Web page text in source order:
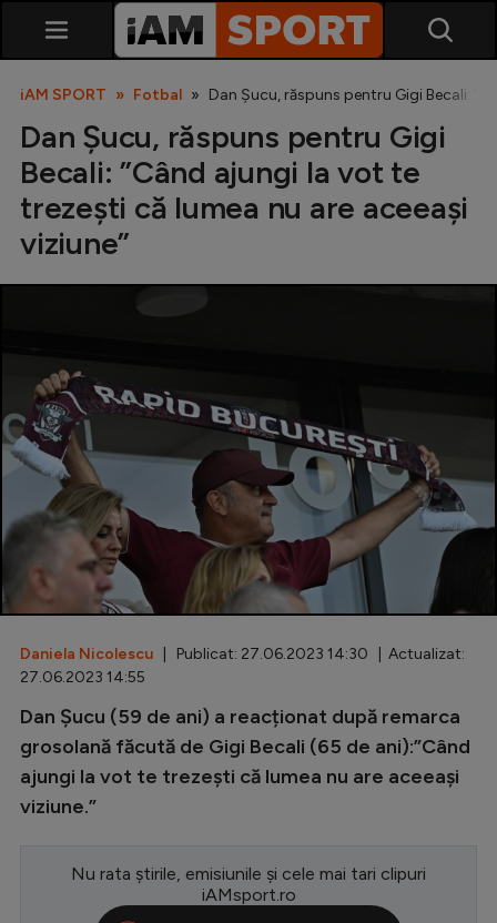
SuperLiga
Echipa Națională
U21
Fotbal feminin
Special
Diverse
Inedit
Clasamente
Champions League
CM 2026
iAM SPORT Fotbal Dan Șucu, răspuns pentru Gigi Becali:
Dan Șucu, răspuns pentru Gigi
Becali: ”Când ajungi la vot te
trezești că lumea nu are aceeași
viziune”
Daniela Nicolescu | Publicat: 27.06.2023 14:30 | Actualizat:
27.06.2023 14:55
Dan Șucu (59 de ani) a reacționat după remarca
grosolană făcută de Gigi Becali (65 de ani):”Când
ajungi la vot te trezești că lumea nu are aceeași
viziune.”
Nu rata știrile, emisiunile și cele mai tari clipuri
iAMsport.ro